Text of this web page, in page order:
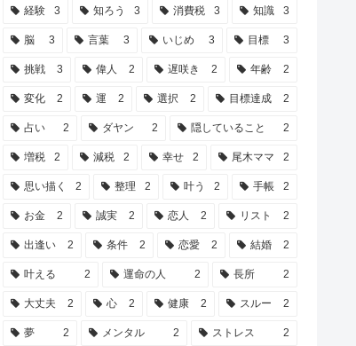
経験 3 知ろう 3 消費税 3 知識 3
脳 3 言葉 3 いじめ 3 目標 3
挑戦 3 偉人 2 遅咲き 2 年齢 2
変化 2 運 2 選択 2 目標達成 2
占い 2 ダヤン 2 隠していること 2
増税 2 減税 2 幸せ 2 尾木ママ 2
思い描く 2 整理 2 叶う 2 手帳 2
お金 2 誠実 2 恋人 2 リスト 2
出逢い 2 条件 2 恋愛 2 結婚 2
叶える 2 運命の人 2 長所 2
大丈夫 2 心 2 健康 2 スルー 2
夢 2 メンタル 2 ストレス 2